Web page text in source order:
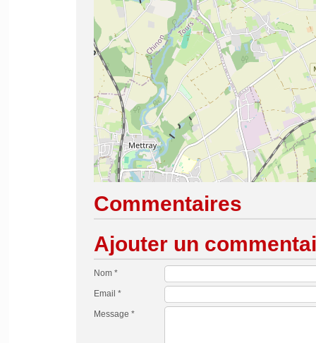
Commentaires
Ajouter un
Nom *
Email *
Message *